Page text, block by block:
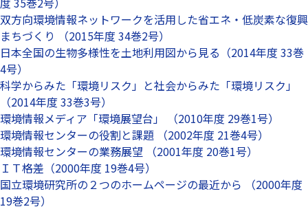
双方向環境情報ネットワークを活用した省エネ・低炭素な復興
まちづくり （2015年度 34巻2号）
日本全国の生物多様性を土地利用図から見る（2014年度 33巻
4号）
科学からみた「環境リスク」と社会からみた「環境リスク」
（2014年度 33巻3号）
環境情報メディア「環境展望台」 （2010年度 29巻1号）
環境情報センターの役割と課題 （2002年度 21巻4号）
環境情報センターの業務展望 （2001年度 20巻1号）
ＩＴ格差（2000年度 19巻4号）
国立環境研究所の２つのホームページの最近から （2000年度
19巻2号）